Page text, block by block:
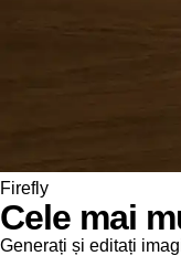
Firefly
Cele mai
Generați și editați